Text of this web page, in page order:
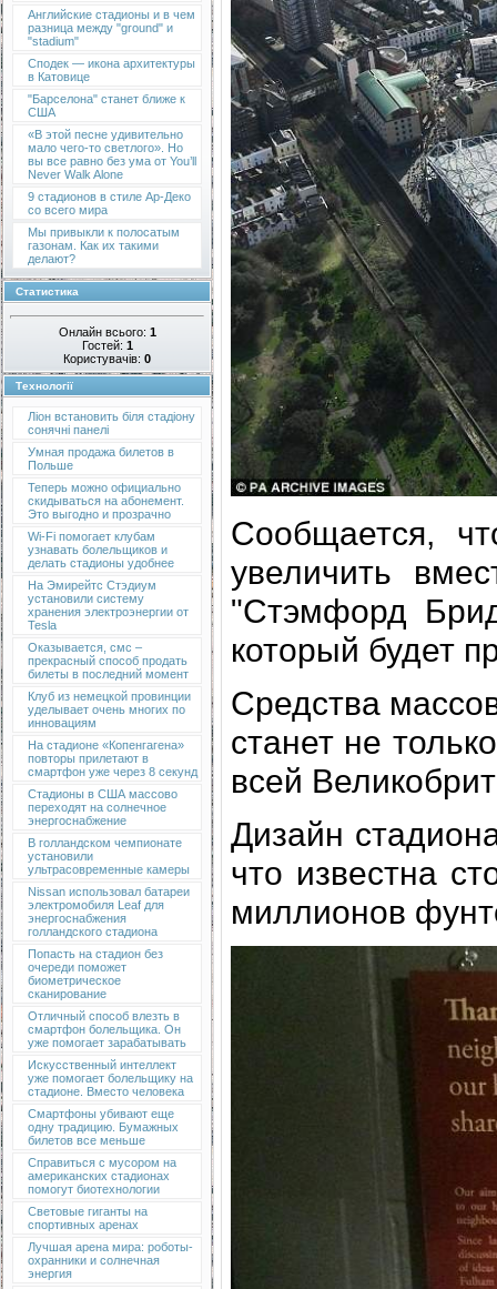
Английские стадионы и в чем
разница между "ground" и
"stadium"
Сподек — икона архитектуры
в Катовице
"Барселона" станет ближе к
США
«В этой песне удивительно
мало чего-то светлого». Но
вы все равно без ума от You’ll
Never Walk Alone
9 стадионов в стиле Ар-Деко
со всего мира
Мы привыкли к полосатым
газонам. Как их такими
делают?
Статистика
Онлайн всього: 1
Гостей: 1
Користувачів: 0
Технології
Ліон встановить біля стадіону
сонячні панелі
Умная продажа билетов в
Польше
Теперь можно официально
скидываться на абонемент.
Это выгодно и прозрачно
Wi-Fi помогает клубам
узнавать болельщиков и
делать стадионы удобнее
На Эмирейтс Стэдиум
установили систему
хранения электроэнергии от
Tesla
Оказывается, смс –
прекрасный способ продать
билеты в последний момент
Клуб из немецкой провинции
уделывает очень многих по
инновациям
На стадионе «Копенгагена»
повторы прилетают в
смартфон уже через 8 секунд
Стадионы в США массово
переходят на солнечное
энергоснабжение
В голландском чемпионате
установили
ультрасовременные камеры
Nissan использовал батареи
электромобиля Leaf для
энергоснабжения
голландского стадиона
Попасть на стадион без
очереди поможет
биометрическое
сканирование
Отличный способ влезть в
смартфон болельщика. Он
уже помогает зарабатывать
Искусственный интеллект
уже помогает болельщику на
стадионе. Вместо человека
Смартфоны убивают еще
одну традицию. Бумажных
билетов все меньше
Справиться с мусором на
американских стадионах
помогут биотехнологии
Световые гиганты на
спортивных аренах
Лучшая арена мира: роботы-
охранники и солнечная
энергия
Сообщается,
увеличить
"Стэмфорд
который будет
Средства
станет не
всей
Дизайн
что известна
миллионов